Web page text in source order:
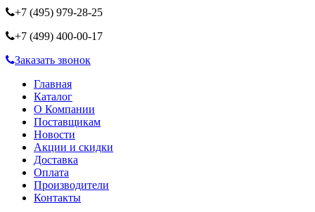
+7 (495) 979-28-25
+7 (499) 400-00-17
Заказать звонок
Главная
Каталог
О Компании
Поставщикам
Новости
Акции и скидки
Доставка
Оплата
Производители
Контакты